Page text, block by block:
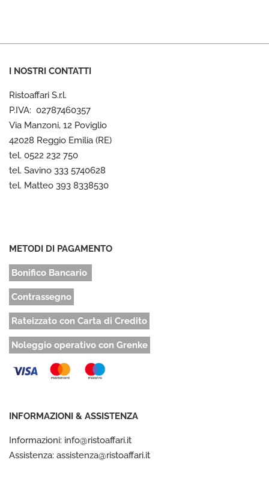
I NOSTRI CONTATTI
Ristoaffari S.r.l.
P.IVA: 02787460357
Via Manzoni, 12 Poviglio
42028 Reggio Emilia (RE)
tel. 0522 232 750
tel. Savino 333 5740628
tel. Matteo 393 8338530
METODI DI PAGAMENTO
Bonifico Bancario
Contrassegno
Rateizzato con Carta di Credito
Noleggio operativo con Grenke
INFORMAZIONI & ASSISTENZA
Informazioni: info@ristoaffari.it
Assistenza: assistenza@ristoaffari.it